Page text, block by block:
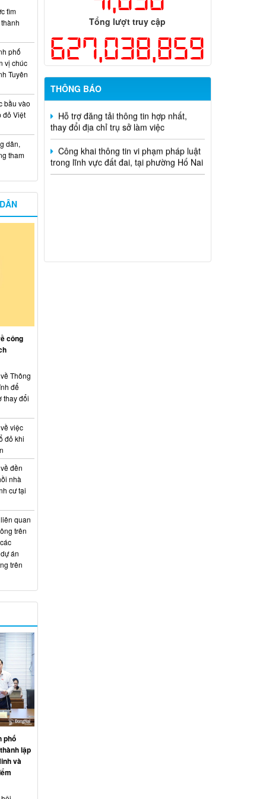
Tổng lượt truy cập
627,038,859
THÔNG BÁO
Kế hoạch Thông tin, tuyên truyền triển
khai Kế hoạch Khám sức khỏe định kỳ
hoặc khám sàng lọc miễn phí ít nhất mỗi
năm một lần cho người dân trên địa bàn
Hỗ trợ đăng tải thông tin hợp nhất,
Công khai thông tin vi phạm pháp luật
trong lĩnh vực đất đai, tại phường Hố Nai
tìm
phố
vị chúc
Tuyên
bầu vào
đỏ Việt
dân,
tham
công
Thông
để
thay đổi
việc
đỏ khi
đền
nhà
cư tại
quan
trên
án
trên
phố
lập
và